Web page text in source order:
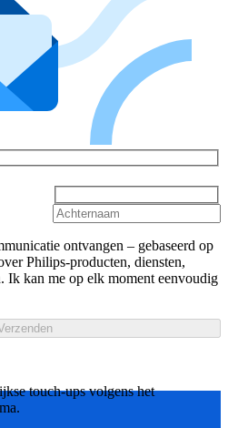
ontvangen – gebaseerd op
Philips-producten, diensten,
Ik kan me op elk moment eenvoudig
touch-ups volgens het